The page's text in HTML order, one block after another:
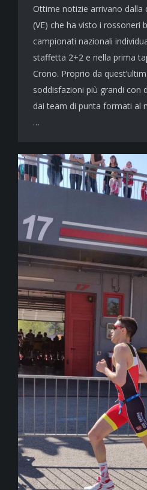
Ottime notizie arrivano dalla
(VE) che ha visto i rossoneri
campionati nazionali
staffetta 2+2 e nella prima
Crono. Proprio da
soddisfazioni più grandi con
dai team di punta formati al
…